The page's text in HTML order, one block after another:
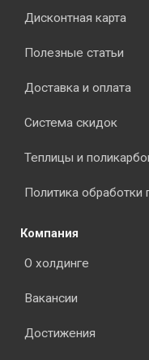
Дисконтная карта
Полезные статьи
Доставка и оплата
Система скидок
Теплицы и
Политика обработки
Компания
О холдинге
Вакансии
Достижения